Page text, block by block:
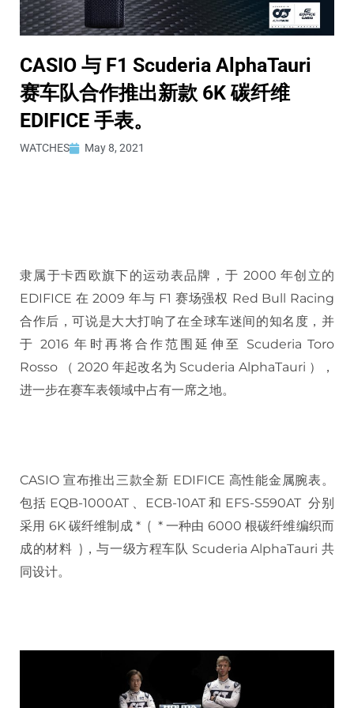
CASIO 与 F1 Scuderia AlphaTauri
赛车队合作推出新款 6K 碳纤维
EDIFICE 手表。
WATCHES May 8, 2021
隶属于卡西欧旗下的运动表品牌，于 2000 年创立的
EDIFICE 在 2009 年与 F1 赛场强权 Red Bull Racing
合作后，可说是大大打响了在全球车迷间的知名度，并
于 2016 年时再将合作范围延伸至 Scuderia Toro
Rosso （ 2020 年起改名为 Scuderia AlphaTauri ），
进一步在赛车表领域中占有一席之地。
CASIO 宣布推出三款全新 EDIFICE 高性能金属腕表。
包括 EQB-1000AT 、ECB-10AT 和 EFS-S590AT 分别
采用 6K 碳纤维制成 * ( * 一种由 6000 根碳纤维编织而
成的材料 )，与一级方程车队 Scuderia AlphaTauri 共
同设计。